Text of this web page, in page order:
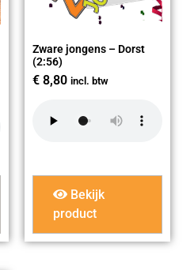
Zware jongens – Dorst
(2:56)
€ 8,80 incl. btw
Bekijk
product